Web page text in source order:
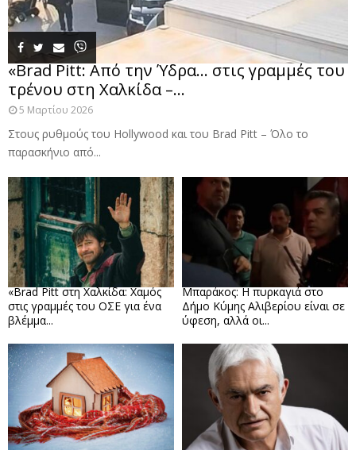
«Brad Pitt: Από την Ύδρα… στις γραμμές του
τρένου στη Χαλκίδα –...
5 Μαρτίου 2026
Στους ρυθμούς του Hollywood και του Brad Pitt – Όλο το
παρασκήνιο από...
«Brad Pitt στη Χαλκίδα: Χαμός
στις γραμμές του ΟΣΕ για ένα
βλέμμα...
Μπαράκος: Η πυρκαγιά στο
Δήμο Κύμης Αλιβερίου είναι σε
ύφεση, αλλά οι...